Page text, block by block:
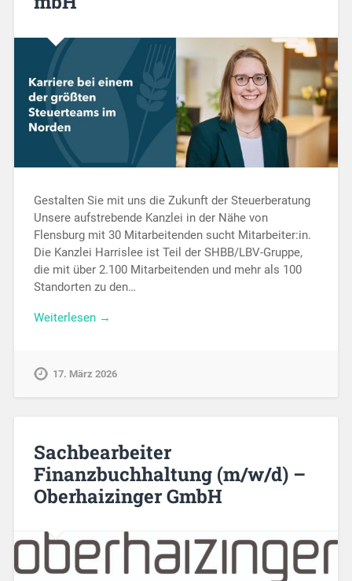
Gestalten Sie mit uns die Zukunft der Steuerberatung
Unsere aufstrebende Kanzlei in der Nähe von
Flensburg mit 30 Mitarbeitenden sucht Mitarbeiter:in.
Die Kanzlei Harrislee ist Teil der SHBB/LBV-Gruppe,
die mit über 2.100 Mitarbeitenden und mehr als 100
Standorten zu den…
Weiterlesen →
17. März 2026
Sachbearbeiter
Finanzbuchhaltung (m/w/d) –
Oberhaizinger GmbH